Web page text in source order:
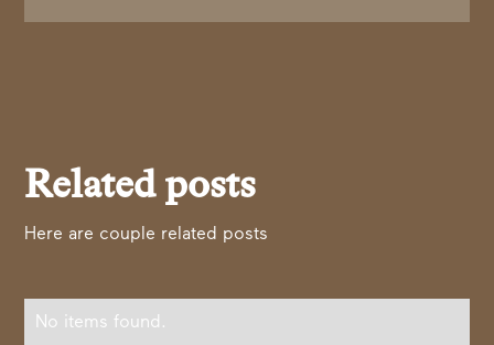
Related posts
Here are couple related posts
No items found.